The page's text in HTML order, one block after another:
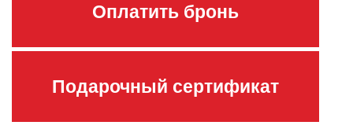
Оплатить бронь
Подарочный сертификат